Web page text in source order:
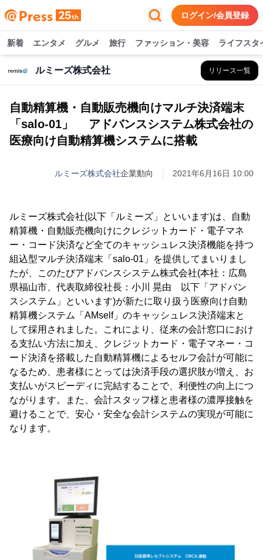
ログイン/会員登録
新着 エンタメ グルメ 旅行 ファッション・美容 ライフスタ
ルミーズ株式会社 リリース一覧
自動精算機・自動販売機向けマルチ決済端末
「salo-01」 アドバンスシステム株式会社の
医療向け自動精算機システムに搭載
ルミーズ株式会社企業動向 2021年6月16日 10:00
ルミーズ株式会社(以下「ルミーズ」といいます)は、自動
精算機・自動販売機向けにクレジットカード・電子マネ
ー・コード決済など全てのキャッシュレス決済機能を持つ
組込型マルチ決済端末「salo-01」を提供してまいりまし
たが、このたびアドバンスシステム株式会社(本社：広島
県福山市、代表取締役社長：小川 晃由 以下「アドバン
スシステム」といいます)が新たに取り扱う医療向け自動
精算機システム「AMself」のキャッシュレス決済端末と
して採用されました。これにより、従来の会計窓口におけ
る支払い方法に加え、クレジットカード・電子マネー・コ
ード決済を搭載した自動精算機によるセルフ会計が可能に
なるため、患者様にとっては決済手段の選択肢が増え、お
支払いがスピーディに完結することで、利便性の向上につ
ながります。また、会計スタッフ様と患者様の濃厚接触を
避けることで、安心・安全な会計システムの実現が可能に
なります。